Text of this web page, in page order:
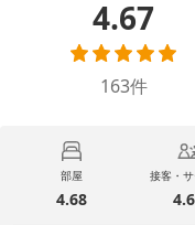
4.67
163件
部屋
4.68
接客・